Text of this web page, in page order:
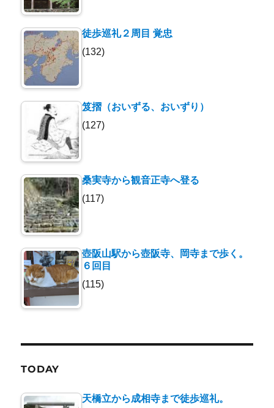
徒歩巡礼２周目 覚忠
(132)
笈摺（おいずる、おいずり）
(127)
桑実寺から観音正寺へ登る
(117)
壺阪山駅から壺阪寺、岡寺まで歩く。
６回目
(115)
TODAY
天橋立から成相寺まで徒歩巡礼。